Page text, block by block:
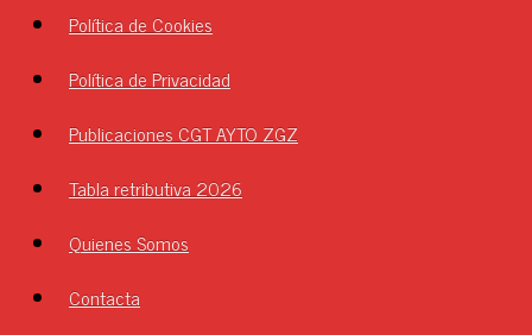
Política de Cookies
Política de Privacidad
Publicaciones CGT AYTO ZGZ
Tabla retributiva 2026
Quienes Somos
Contacta